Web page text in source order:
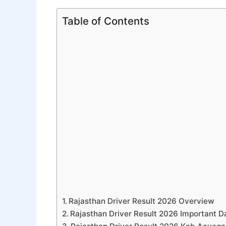
Table of Contents
Rajasthan Driver Result 2026 Overview
Rajasthan Driver Result 2026 Important